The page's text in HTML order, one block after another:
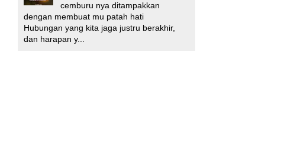
cemburu nya ditampakkan
dengan membuat mu patah hati
Hubungan yang kita jaga justru berakhir,
dan harapan y...